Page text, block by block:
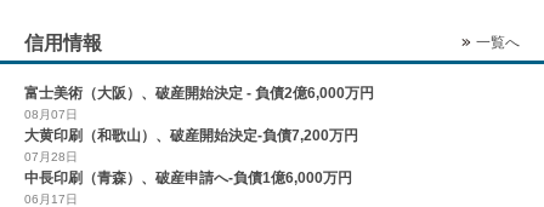
信用情報 一覧へ
富士美術（大阪）、破産開始決定 - 負債2億6,000万円
08月07日
大黄印刷（和歌山）、破産開始決定-負債7,200万円
07月28日
中長印刷（青森）、破産申請へ-負債1億6,000万円
06月17日